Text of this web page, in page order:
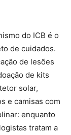
do ICB é o
de cuidados.
de lesões
de kits
solar,
e camisas com
enquanto
tratam a